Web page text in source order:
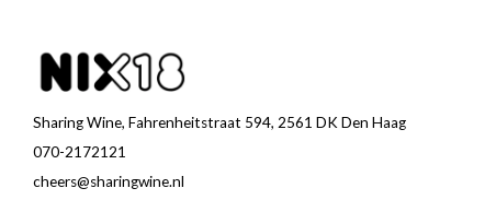
Sharing Wine, Fahrenheitstraat 594, 2561 DK Den Haag
070-2172121
cheers@sharingwine.nl